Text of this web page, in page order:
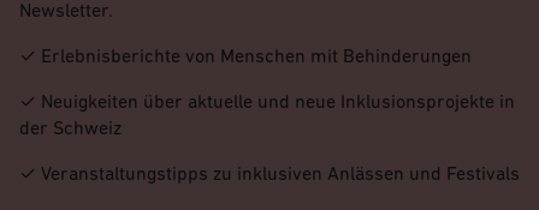
Newsletter.
✓ Erlebnisberichte von Menschen mit Behinderungen
✓ Neuigkeiten über aktuelle und neue Inklusionsprojekte in
der Schweiz
✓ Veranstaltungstipps zu inklusiven Anlässen und Festivals